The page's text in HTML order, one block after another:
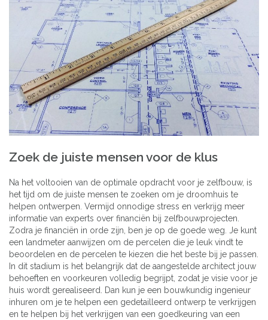
Zoek de juiste mensen voor de klus
Na het voltooien van de optimale opdracht voor je zelfbouw, is
het tijd om de juiste mensen te zoeken om je droomhuis te
helpen ontwerpen. Vermijd onnodige stress en verkrijg meer
informatie van experts over financiën bij zelfbouwprojecten.
Zodra je financiën in orde zijn, ben je op de goede weg. Je kunt
een landmeter aanwijzen om de percelen die je leuk vindt te
beoordelen en de percelen te kiezen die het beste bij je passen.
In dit stadium is het belangrijk dat de aangestelde architect jouw
behoeften en voorkeuren volledig begrijpt, zodat je visie voor je
huis wordt gerealiseerd. Dan kun je een bouwkundig ingenieur
inhuren om je te helpen een gedetailleerd ontwerp te verkrijgen
en te helpen bij het verkrijgen van een goedkeuring van een